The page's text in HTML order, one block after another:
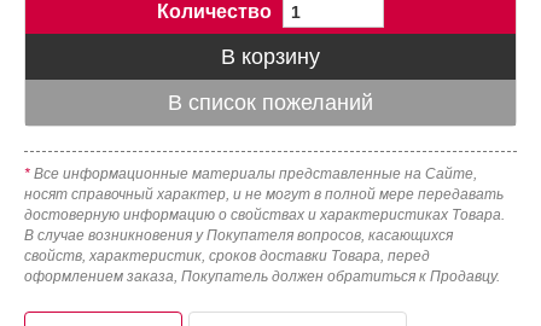
Количество
* Все информационные материалы представленные на Сайте,
носят справочный характер, и не могут в полной мере передавать
достоверную информацию о свойствах и характеристиках Товара.
В случае возникновения у Покупателя вопросов, касающихся
свойств, характеристик, сроков доставки Товара, перед
оформлением заказа, Покупатель должен обратиться к Продавцу.